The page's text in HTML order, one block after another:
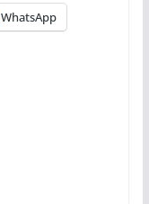
WhatsApp